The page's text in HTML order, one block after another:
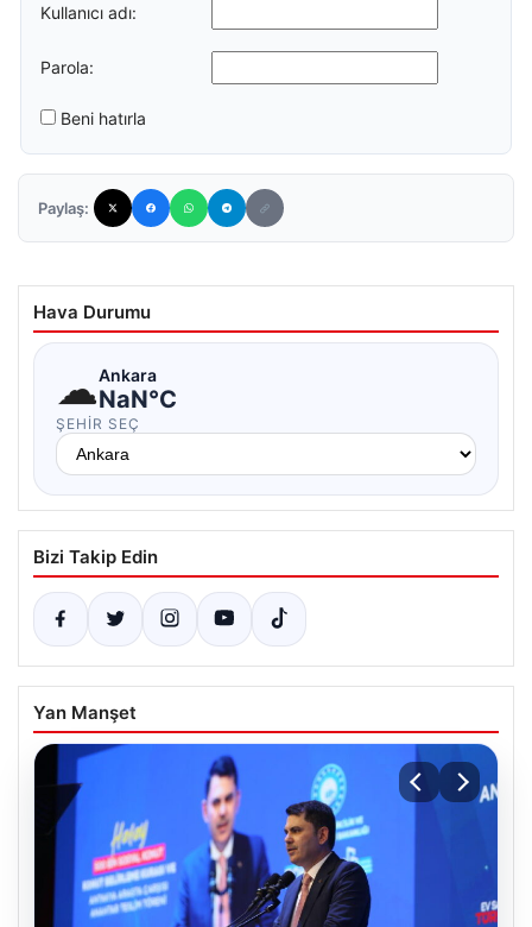
Kullanıcı adı:
Parola:
Beni hatırla
Paylaş:
Hava Durumu
☁Ankara
NaN°C
ŞEHIR SEÇ
Bizi Takip Edin
Yan Manşet